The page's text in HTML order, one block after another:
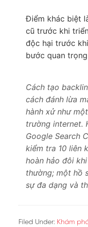
Điểm khác biệt
cũ trước khi
độc hại trước
bước quan
Cách tạo
cách đánh lừa
hành xử như
trường internet.
Google Search
kiểm tra 10 liên
hoàn hảo đôi
thường; một hồ
sự đa dạng và
Filed Under: Khám